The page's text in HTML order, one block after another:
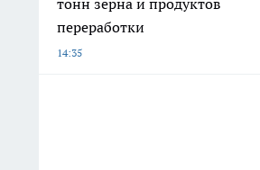
тонн зерна и продуктов
переработки
14:35